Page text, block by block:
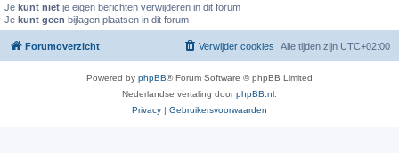
Je kunt niet je eigen berichten verwijderen in dit forum
Je kunt geen bijlagen plaatsen in dit forum
Forumoverzicht Alle tijden zijn UTC+02:00
Verwijder cookies
Powered by phpBB® Forum Software © phpBB Limited
Nederlandse vertaling doorphpBB.nl
Privacy | Gebruikersvoorwaarden